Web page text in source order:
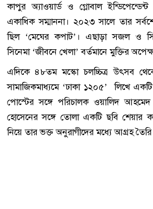
কাপুর অ্যাওয়ার্ড ও গ্লোবাল
একাধিক সম্মাননা। ২০২৩ সালে তার
ছিল ‘মেঘের কপাট’। এছাড়া সজল ও
সিনেমা ‘জীবনে খেলা’ বর্তমানে মুক্তির
এদিকে ৪৮তম মস্কো চলচ্চিত্র উৎসব
সামাজিকমাধ্যমে ‘ঢাকা ১২০৫’ লিখে
পোস্টের সঙ্গে পরিচালক ওয়ালিদ
হোসেনের সঙ্গে তোলা একটি ছবি শেয়ার
নিয়ে তার ভক্ত অনুরাগীদের মধ্যে আগ্রহ